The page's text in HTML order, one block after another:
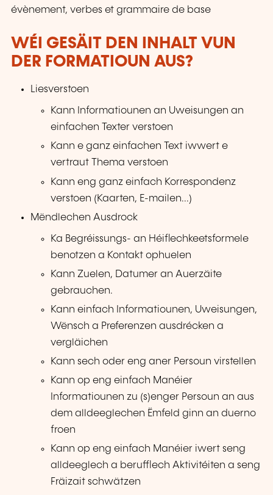
évènement, verbes et grammaire de base
WÉI GESÄIT DEN INHALT VUN
DER FORMATIOUN AUS?
Liesverstoen
Kann Informatiounen an Uweisungen an
einfachen Texter verstoen
Kann e ganz einfachen Text iwwert e
vertraut Thema verstoen
Kann eng ganz einfach Korrespondenz
verstoen (Kaarten, E-mailen...)
Mëndlechen Ausdrock
Ka Begréissungs- an Héiflechkeetsformele
benotzen a Kontakt ophuelen
Kann Zuelen, Datumer an Auerzäite
gebrauchen.
Kann einfach Informatiounen, Uweisungen,
Wënsch a Preferenzen ausdrécken a
vergläichen
Kann sech oder eng aner Persoun virstellen
Kann op eng einfach Manéier
Informatiounen zu (s)enger Persoun an aus
dem alldeeglechen Ëmfeld ginn an duerno
froen
Kann op eng einfach Manéier iwert seng
alldeeglech a berufflech Aktivitéiten a seng
Fräizait schwätzen